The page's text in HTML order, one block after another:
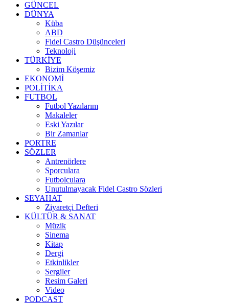
GÜNCEL
DÜNYA
Küba
ABD
Fidel Castro Düşünceleri
Teknoloji
TÜRKİYE
Bizim Köşemiz
EKONOMİ
POLİTİKA
FUTBOL
Futbol Yazılarım
Makaleler
Eski Yazılar
Bir Zamanlar
PORTRE
SÖZLER
Antrenörlere
Sporculara
Futbolculara
Unutulmayacak Fidel Castro Sözleri
SEYAHAT
Ziyaretçi Defteri
KÜLTÜR & SANAT
Müzik
Sinema
Kitap
Dergi
Etkinlikler
Sergiler
Resim Galeri
Video
PODCAST